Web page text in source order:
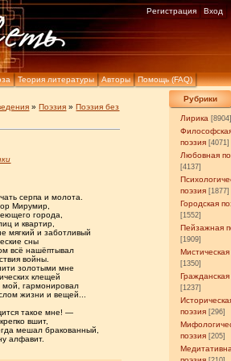
Теория литературы Авторы Помощь (FAQ)
Регистрация Вход
Рубрики
Лирика
поэзия [4071]
Любовная
[4137]
поэзия [1877]
Городская
[1552]
Пейзажная
[1909]
Мистическая
[1350]
Гражданская
[1237]
поэзия [296]
поэзия [205]
»Поэзия »Поэзия без
серпа и молота.
Мирумир,
города,
и квартир,
мягкий и заботливый
сны
всё нашёптывал
войны.
золотыми мне
клещей
мой, гармонировал
жизни и вещей...
такое мне! —
вшит,
мешал бракованный,
алфавит.